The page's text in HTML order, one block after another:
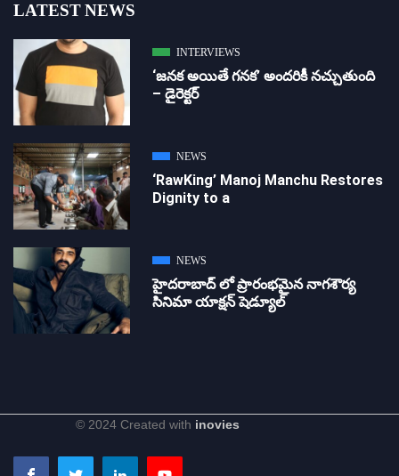
LATEST NEWS
INTERVIEWS
‘జ‌న‌క అయితే గ‌న‌క‌’ అందరికీ నచ్చుతుంది
– డైరెక్ట‌ర్
NEWS
‘RawKing’ Manoj Manchu Restores
Dignity to a
NEWS
హైదరాబాద్ లో ప్రారంభమైన నాగశౌర్య
సినిమా యాక్షన్ షెడ్యూల్
© 2024 Created with inovies